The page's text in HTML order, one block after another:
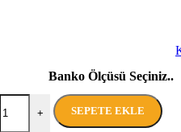
Banko Ölçüsü Seçiniz..
+ SEPETE EKLE